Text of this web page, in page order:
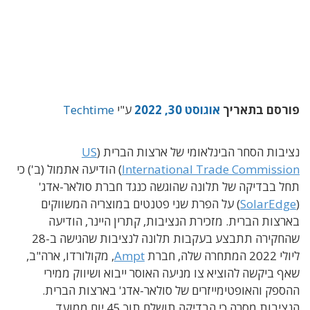
פורסם בתאריך אוגוסט 30, 2022 ע"י Techtime
נציבות הסחר הבינלאומי של ארצות הברית (US
International Trade Commission) הודיעה אתמול (ב') כי
תחל בבדיקה של תלונה שהוגשה כנגד חברת סולאר-אדג'
(
SolarEdge) על הפרת שני פטנטים במוצריה המשווקים
בארצות הברית. מזכירת הנציבות, קתרין היינר, הודיעה
שהחקירה תתבצע בעקבות תלונה לנציבות שהגישה ב-28
ליולי 2022 המתחרה שלה, חברת
Ampt, מקולורדו, ארה"ב,
שאף ביקשה להוציא צו מניעה האוסר ייבוא ושיווק ממירי
ההספק והאופטימייזרים של סולאר-אדג' בארצות הברית.